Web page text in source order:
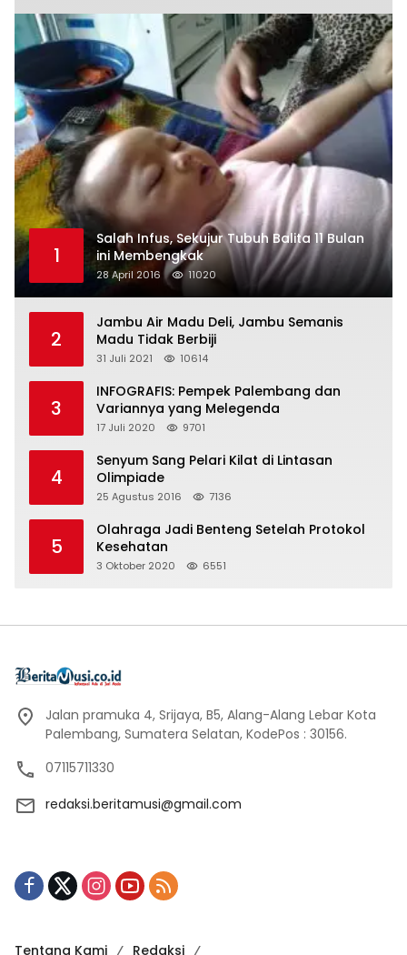
1
Salah Infus, Sekujur Tubuh Balita 11 Bulan
ini Membengkak
28 April 2016 11020
2
Jambu Air Madu Deli, Jambu Semanis
Madu Tidak Berbiji
31 Juli 2021 10614
3
INFOGRAFIS: Pempek Palembang dan
Variannya yang Melegenda
17 Juli 2020 9701
4
Senyum Sang Pelari Kilat di Lintasan
Olimpiade
25 Agustus 2016 7136
5
Olahraga Jadi Benteng Setelah Protokol
Kesehatan
3 Oktober 2020 6551
Jalan pramuka 4, Srijaya, B5, Alang-Alang Lebar Kota
Palembang, Sumatera Selatan, KodePos : 30156.
07115711330
redaksi.beritamusi@gmail.com
Tentang Kami Redaksi